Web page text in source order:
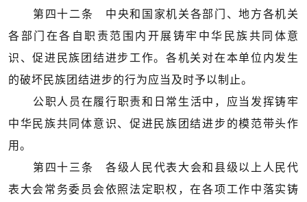
第四十二条 中央和国家机关各部门、地方各机关
各部门在各自职责范围内开展铸牢中华民族共同体意
识、促进民族团结进步工作。各机关对在本单位内发生
的破坏民族团结进步的行为应当及时予以制止。
公职人员在履行职责和日常生活中，应当发挥铸牢
中华民族共同体意识、促进民族团结进步的模范带头作
用。
第四十三条 各级人民代表大会和县级以上人民代
表大会常务委员会依照法定职权，在各项工作中落实铸